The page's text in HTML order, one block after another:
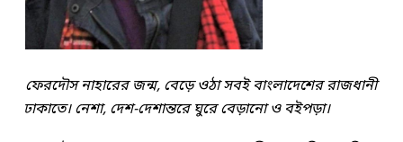
ফেরদৌস নাহারের জন্ম, বেড়ে ওঠা সবই বাংলাদেশের রাজধানী
ঢাকাতে। নেশা, দেশ-দেশান্তরে ঘুরে বেড়ানো ও বইপড়া।